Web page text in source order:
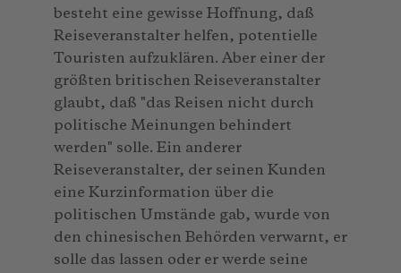
besteht eine gewisse Hoffnung, daß
Reiseveranstalter helfen, potentielle
Touristen aufzuklären. Aber einer der
größten britischen Reiseveranstalter
glaubt, daß "das Reisen nicht durch
politische Meinungen behindert
werden" solle. Ein anderer
Reiseveranstalter, der seinen Kunden
eine Kurzinformation über die
politischen Umstände gab, wurde von
den chinesischen Behörden verwarnt, er
solle das lassen oder er werde seine